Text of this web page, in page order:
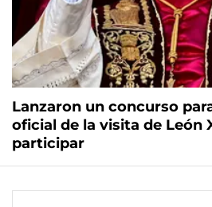
Lanzaron un concurso
oficial de la visita de León
participar